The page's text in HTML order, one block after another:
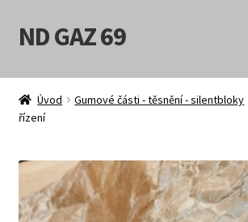
Přeskočit
na
Přejít
k
webu
ND GAZ 69
Úvodní stránka
Můj účet
Obchod
Košík
Úvod Gumové části - těsnění - silentbloky
řízení